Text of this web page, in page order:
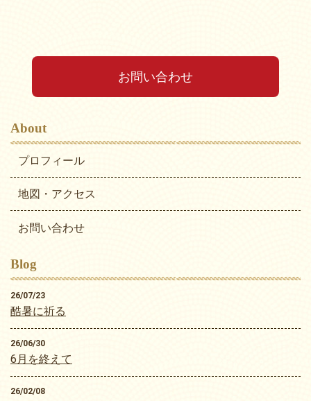
お問い合わせ
About
プロフィール
地図・アクセス
お問い合わせ
Blog
26/07/23
酷暑に祈る
26/06/30
6月を終えて
26/02/08